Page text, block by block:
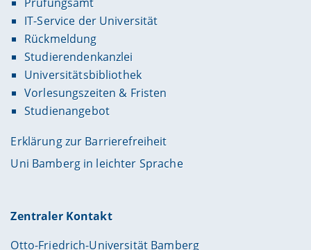
IT-Service der Universität
Rückmeldung
Studierendenkanzlei
Universitätsbibliothek
Vorlesungszeiten & Fristen
Studienangebot
Erklärung zur Barrierefreiheit
Uni Bamberg in leichter Sprache
Zentraler Kontakt
Otto-Friedrich-Universität Bamberg